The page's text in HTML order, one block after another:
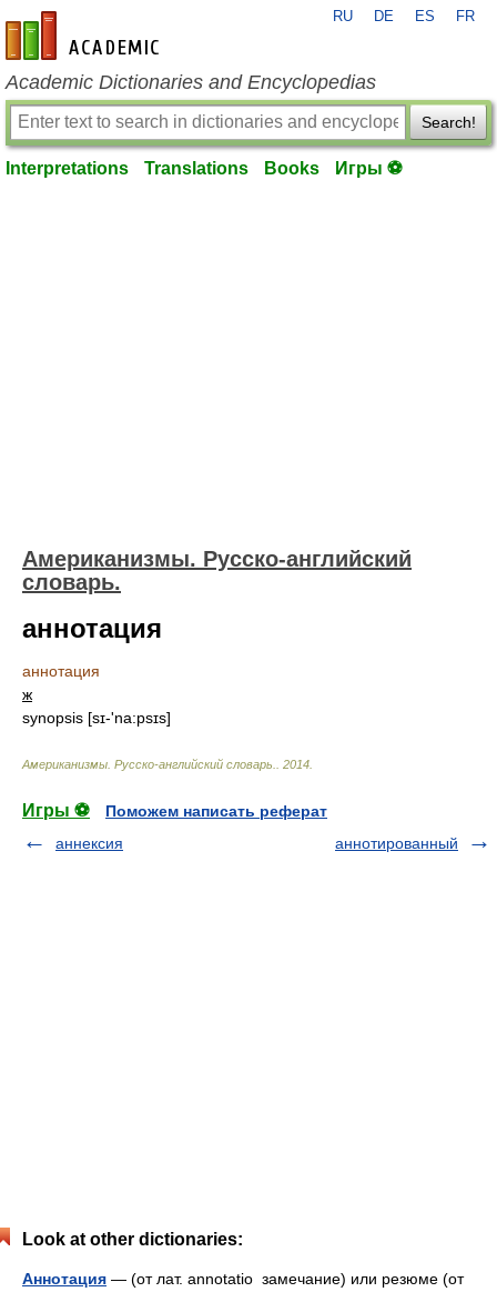
en-academic.com
RU DE ES FR
Academic Dictionaries and Encyclopedias
Search!
Interpretations Translations Books Игры ⚽
Американизмы. Русско-английский
словарь.
аннотация
аннотация
ж
synopsis [sɪ-'na:psɪs]
Американизмы. Русско-английский словарь. 2014
Игры ⚽
Поможем написать реферат
аннексия
аннотированный
Look at other dictionaries:
Аннотация — (от лат. annotatio замечание) или резюме (от